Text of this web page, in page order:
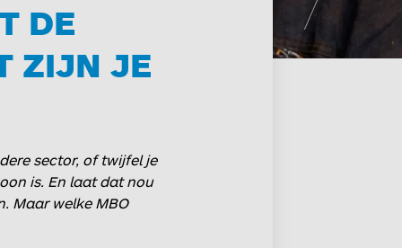
DE
ZIJN JE
sector, of twijfel je
is. En laat dat nou
Maar welke MBO